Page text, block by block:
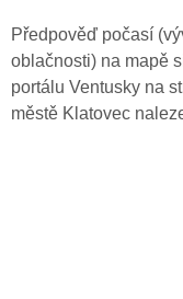
Předpověď počasí
oblačnosti) na mapě
portálu Ventusky na
městě Klatovec